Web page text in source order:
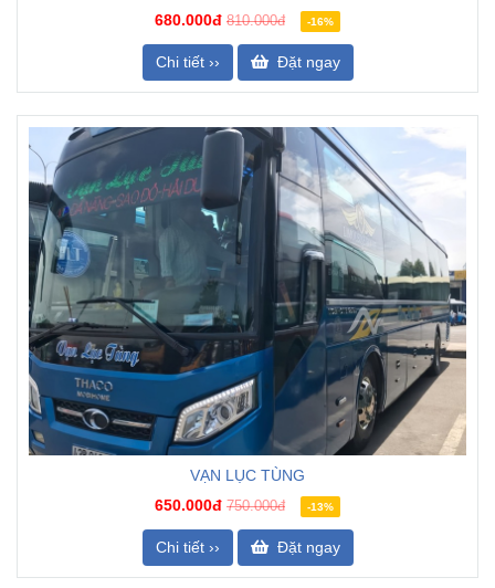
680.000đ 810.000đ -16%
Chi tiết ›› Đặt ngay
VẠN LỤC TÙNG
650.000đ 750.000đ -13%
Chi tiết ›› Đặt ngay